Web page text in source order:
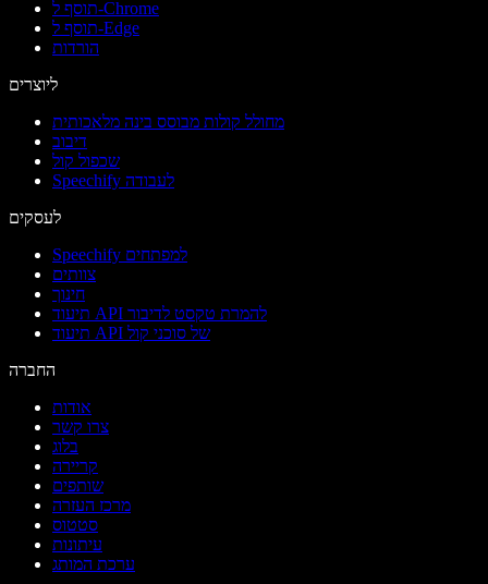
תוסף ל-Chrome
תוסף ל-Edge
הורדות
ליוצרים
מחולל קולות מבוסס בינה מלאכותית
דיבוב
שכפול קול
Speechify לעבודה
לעסקים
Speechify למפתחים
צוותים
חינוך
תיעוד API להמרת טקסט לדיבור
תיעוד API של סוכני קול
החברה
אודות
צרו קשר
בלוג
קריירה
שותפים
מרכז העזרה
סטטוס
עיתונות
ערכת המותג